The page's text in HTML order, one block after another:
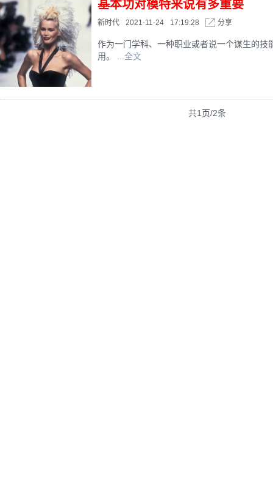
基本功对模特来说有多重要
新时代 2021-11-24 17:19:28 分享
作为一门学科、一种职业或者说一个谋生的技
用。 ... 全文
共1页/2条